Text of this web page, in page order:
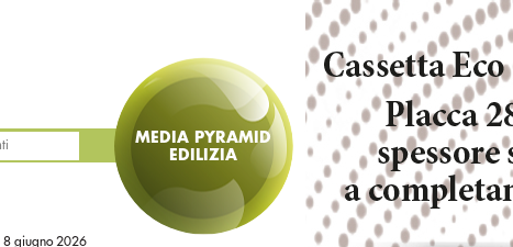
MEDIA PYRAMID
EDILIZIA
8 giugno 2026